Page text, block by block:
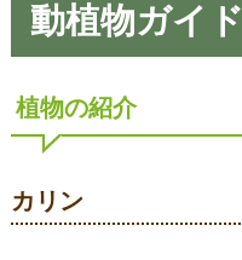
動植物ガイド
植物の紹介
カリン